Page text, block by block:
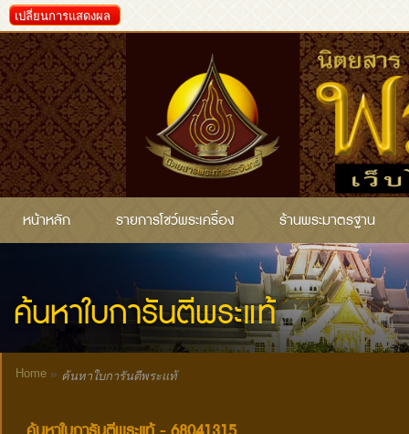
เปลี่ยนการแสดงผล
หน้าหลัก รายการโชว์พระเครื่อง ร้านพระมาตรฐาน
ค้นหาใบการันตีพระแท้
Home » ค้นหาใบการันตีพระแท้